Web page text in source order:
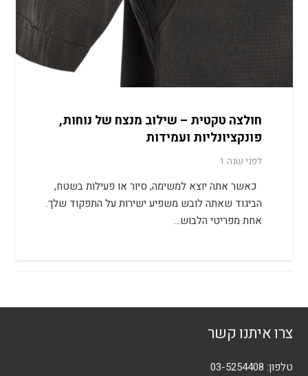
חולצה טקטית – שילוב מנצח של נוחות,
פונקציונליות ועמידות
לפני שנה 1
כאשר אתה יוצא למשימה, סיור או פעילות בשטח,
הביגוד שאתה לובש משפיע ישירות על התפקוד שלך.
אחת מפריטי הלבוש…
צרו איתנו קשר
טלפון: 03-5254408